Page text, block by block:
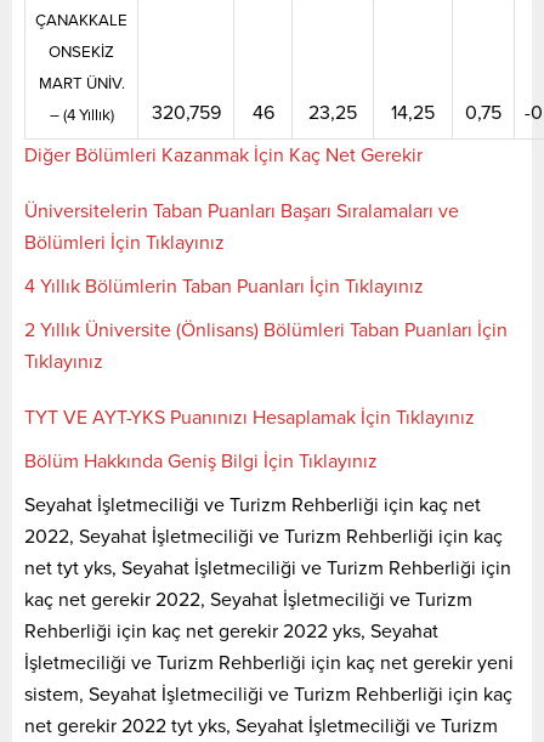
ÇANAKKALE
ONSEKİZ
MART ÜNİV.
– (4 Yıllık)
320,759 46 23,25 14,25 0,75
-
Diğer Bölümleri Kazanmak İçin Kaç Net Gerekir
Üniversitelerin Taban Puanları Başarı Sıralamaları ve
Bölümleri İçin Tıklayınız
4 Yıllık Bölümlerin Taban Puanları İçin Tıklayınız
2 Yıllık Üniversite (Önlisans) Bölümleri Taban Puanları İçin
Tıklayınız
TYT VE AYT-YKS Puanınızı Hesaplamak İçin Tıklayınız
Bölüm Hakkında Geniş Bilgi İçin Tıklayınız
Seyahat İşletmeciliği ve Turizm Rehberliği için kaç net
2022, Seyahat İşletmeciliği ve Turizm Rehberliği için kaç
net tyt yks, Seyahat İşletmeciliği ve Turizm Rehberliği için
kaç net gerekir 2022, Seyahat İşletmeciliği ve Turizm
Rehberliği için kaç net gerekir 2022 yks, Seyahat
İşletmeciliği ve Turizm Rehberliği için kaç net gerekir yeni
sistem, Seyahat İşletmeciliği ve Turizm Rehberliği için kaç
net gerekir 2022 tyt yks, Seyahat İşletmeciliği ve Turizm